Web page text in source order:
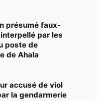
présumé faux-
par les
poste de
de Ahala
accusé de viol
la gendarmerie